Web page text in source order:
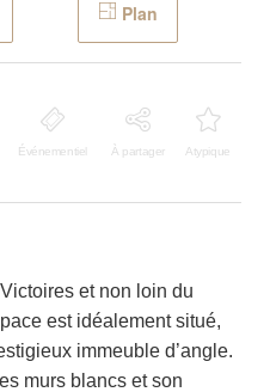
Plan
Événementiel À partager Atypique
et non loin du
est idéalement situé,
immeuble d’angle.
murs blancs et son